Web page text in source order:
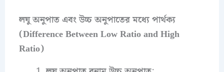
লঘু অনুপাত এবং উচ্চ অনুপাতের মধ্যে পার্থক্য
(Difference Between Low Ratio and High
Ratio)